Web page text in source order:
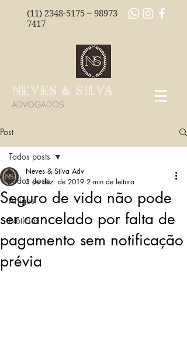
(11) 2348-5175 – 98973
7417
NEVES & SILVA
ADVOGADOS
Post
Todos posts
Artigos
Notícias
Todos posts
Seguro de vida não pode
ser cancelado por falta de
pagamento sem notificação
prévia
Neves & Silva Adv
3 de dez. de 2019 2 min de leitura